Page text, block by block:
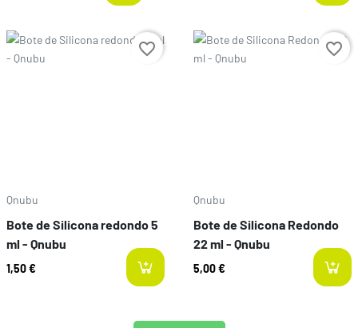
Preço
Qnubu
Bote de Silicona redondo 5
ml - Qnubu
1,50 €
favorite_border Preço
Qnubu
Bote de Silicona Redondo
22 ml - Qnubu
5,00 €
favorite_border